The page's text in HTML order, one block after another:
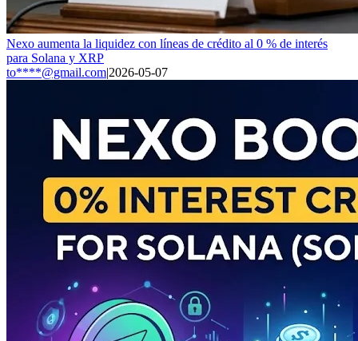
Nexo aumenta la liquidez con líneas de crédito al 0 % de interés
para Solana y XRP
to****@gmail.com|2026-05-07